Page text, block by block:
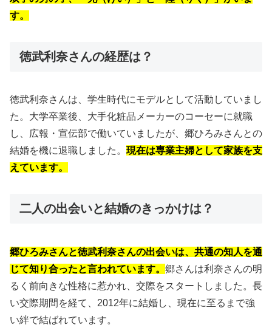
す。
徳武利奈さんの経歴は？
徳武利奈さんは、学生時代にモデルとして活動していまし
た。大学卒業後、大手化粧品メーカーのコーセーに就職
し、広報・宣伝部で働いていましたが、郷ひろみさんとの
結婚を機に退職しました。 現在は専業主婦として家族を支
えています。
二人の出会いと結婚のきっかけは？
郷ひろみさんと徳武利奈さんの出会いは、共通の知人を通
じて知り合ったと言われています。 郷さんは利奈さんの明
るく前向きな性格に惹かれ、交際をスタートしました。長
い交際期間を経て、2012年に結婚し、現在に至るまで強
い絆で結ばれています。